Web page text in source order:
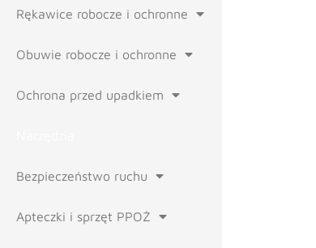
Rękawice robocze i ochronne
Obuwie robocze i ochronne
Ochrona przed upadkiem
Bezpieczeństwo ruchu
Apteczki i sprzęt PPOŻ